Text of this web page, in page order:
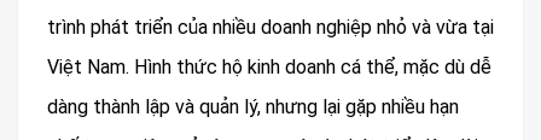
trình phát triển của nhiều doanh nghiệp nhỏ và vừa tại
Việt Nam. Hình thức hộ kinh doanh cá thể, mặc dù dễ
dàng thành lập và quản lý, nhưng lại gặp nhiều hạn